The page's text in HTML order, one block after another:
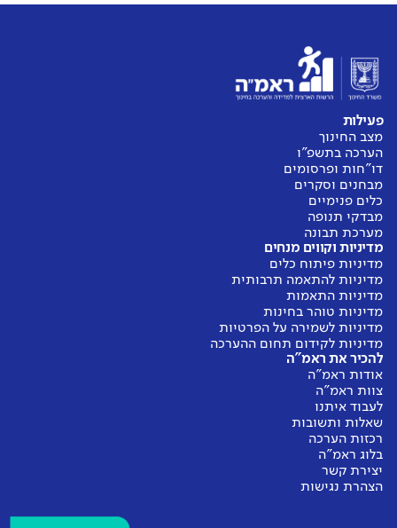
פעילות
מצב החינוך
הערכה בתשפ"ו
דו"חות ופרסומים
מבחנים וסקרים
כלים פנימיים
מבדקי תנופה
מערכת תבונה
מדיניות וקווים מנחים
מדיניות פיתוח כלים
מדיניות להתאמה תרבותית
מדיניות התאמות
מדיניות טוהר בחינות
מדיניות לשמירה על הפרטיות
מדיניות לקידום תחום ההערכה
להכיר את ראמ"ה
אודות ראמ"ה
צוות ראמ"ה
לעבוד איתנו
שאלות ותשובות
רכזות הערכה
בלוג ראמ"ה
יצירת קשר
הצהרת נגישות